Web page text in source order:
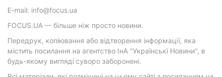
E-mail: info@focus.ua
FOCUS.UA — більше ніж просто новини.
Передрук, копіювання або відтворення інформації, яка
містить посилання на агентство ІнА "Українські Новини", в
будь-якому вигляді суворо заборонені.